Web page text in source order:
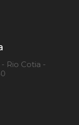
Rio Cotia -